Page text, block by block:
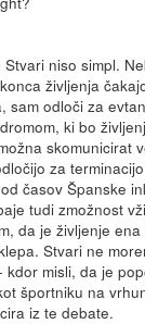
niso simpl.
življenja
sam odloči za
ki bo
skomunicirat
za
časov Španske
tudi zmožnost
da je življenje
Stvari ne
misli, da je
športniku na
iz te debate.